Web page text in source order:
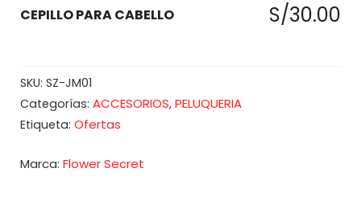
CEPILLO PARA CABELLO
S/30.00
SKU: SZ-JM01
Categorías: ACCESORIOS, PELUQUERIA
Etiqueta: Ofertas
Marca: Flower Secret